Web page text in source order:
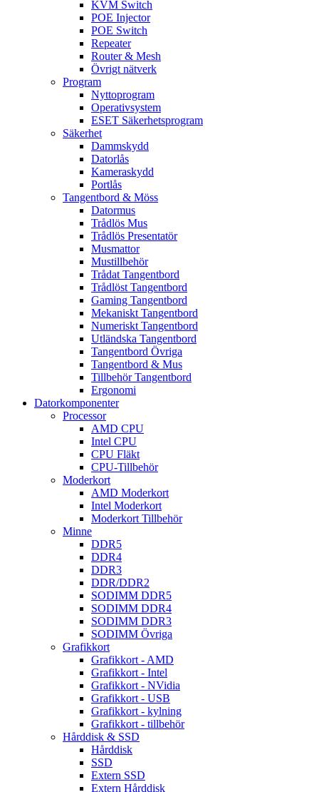
KVM Switch
POE Injector
POE Switch
Repeater
Router & Mesh
Övrigt nätverk
Program
Nyttoprogram
Operativsystem
ESET Säkerhetsprogram
Säkerhet
Dammskydd
Datorlås
Kameraskydd
Portlås
Tangentbord & Möss
Datormus
Trådlös Mus
Trådlös Presentatör
Musmattor
Mustillbehör
Trådat Tangentbord
Trådlöst Tangentbord
Gaming Tangentbord
Mekaniskt Tangentbord
Numeriskt Tangentbord
Utländska Tangentbord
Tangentbord Övriga
Tangentbord & Mus
Tillbehör Tangentbord
Ergonomi
Datorkomponenter
Processor
AMD CPU
Intel CPU
CPU Fläkt
CPU-Tillbehör
Moderkort
AMD Moderkort
Intel Moderkort
Moderkort Tillbehör
Minne
DDR5
DDR4
DDR3
DDR/DDR2
SODIMM DDR5
SODIMM DDR4
SODIMM DDR3
SODIMM Övriga
Grafikkort
Grafikkort - AMD
Grafikkort - Intel
Grafikkort - NVidia
Grafikkort - USB
Grafikkort - kylning
Grafikkort - tillbehör
Hårddisk & SSD
Hårddisk
SSD
Extern SSD
Extern Hårddisk